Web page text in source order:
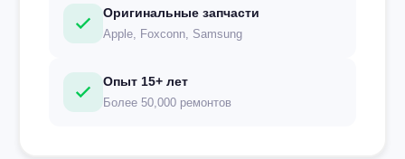
Оригинальные запчасти
Apple, Foxconn, Samsung
Опыт 15+ лет
Более 50,000 ремонтов